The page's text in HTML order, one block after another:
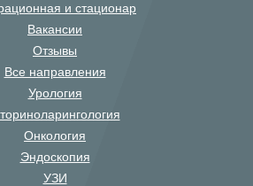
и стационар
Вакансии
Отзывы
Все направления
Урология
Онкология
Эндоскопия
УЗИ